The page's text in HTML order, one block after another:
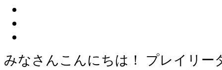
みなさんこんにちは！ プレイリー